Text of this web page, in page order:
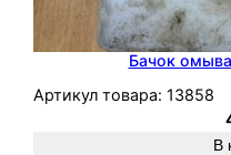
Бачок
Артикул товара: 13858
В